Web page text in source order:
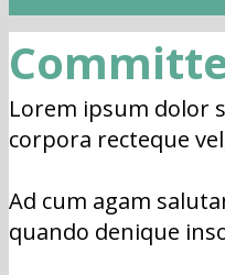
Lorem ipsum dolor
corpora recteque
Ad cum agam
quando denique